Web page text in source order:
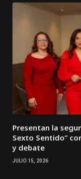
Presentan la
Sexto Sentido”
y debate
JULIO 15, 2026